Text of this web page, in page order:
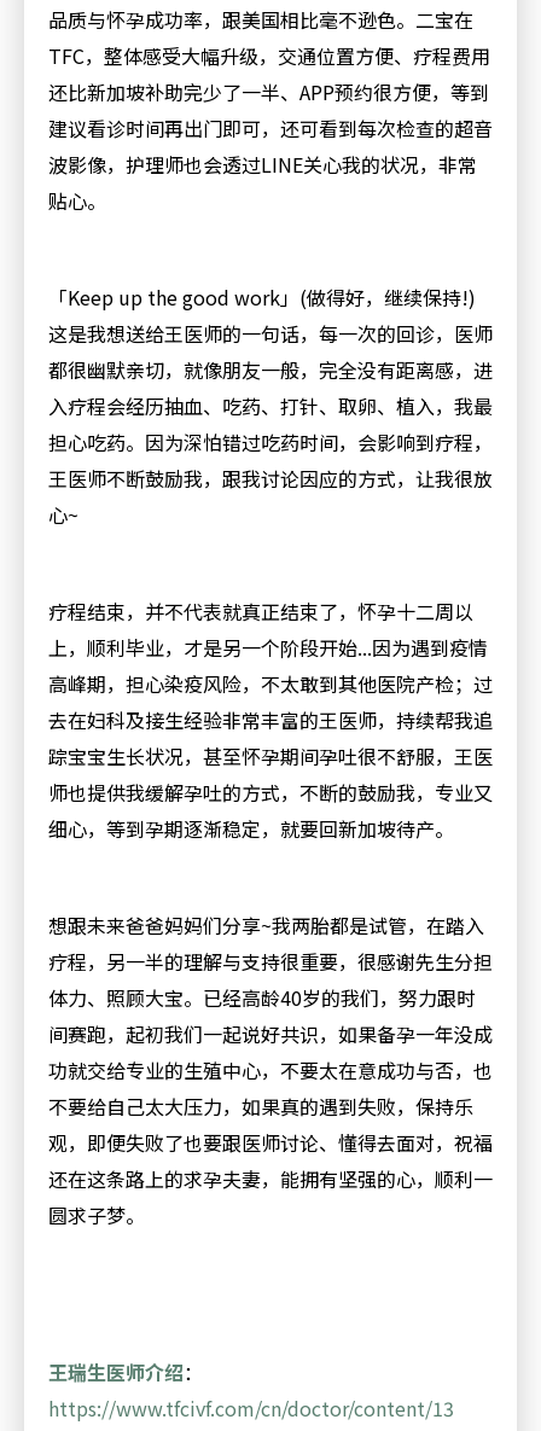
品质与怀孕成功率，跟美国相比毫不逊色。二宝在
TFC，整体感受大幅升级，交通位置方便、疗程费用
还比新加坡补助完少了一半、 APP预约很方便，等到
建议看诊时间再出门即可，还可看到每次检查的超音
波影像，护理师也会透过LINE关心我的状况，非常
贴心。
「Keep up the good work」 (做得好，继续保持!)
这是我想送给王医师的一句话，每一次的回诊，医师
都很幽默亲切，就像朋友一般，完全没有距离感，进
入疗程会经历抽血、吃药、打针、取卵、植入，我最
担心吃药。因为深怕错过吃药时间，会影响到疗程，
王医师不断鼓励我，跟我讨论因应的方式，让我很放
心~
疗程结束，并不代表就真正结束了，怀孕十二周以
上，顺利毕业，才是另一个阶段开始...因为遇到疫情
高峰期，担心染疫风险，不太敢到其他医院产检；过
去在妇科及接生经验非常丰富的王医师，持续帮我追
踪宝宝生长状况，甚至怀孕期间孕吐很不舒服，王医
师也提供我缓解孕吐的方式，不断的鼓励我，专业又
细心，等到孕期逐渐稳定，就要回新加坡待产。
想跟未来爸爸妈妈们分享~我两胎都是试管，在踏入
疗程，另一半的理解与支持很重要，很感谢先生分担
体力、照顾大宝。已经高龄40岁的我们，努力跟时
间赛跑，起初我们一起说好共识，如果备孕一年没成
功就交给专业的生殖中心，不要太在意成功与否，也
不要给自己太大压力，如果真的遇到失败，保持乐
观，即便失败了也要跟医师讨论、懂得去面对，祝福
还在这条路上的求孕夫妻，能拥有坚强的心，顺利一
圆求子梦。
王瑞生医师介绍：
https://www.tfcivf.com/cn/doctor/content/13